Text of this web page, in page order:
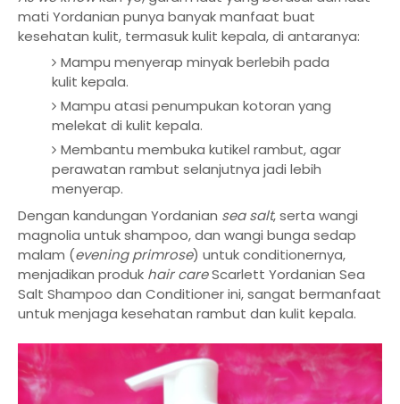
mati Yordanian punya banyak manfaat buat
kesehatan kulit, termasuk kulit kepala, di antaranya:
Mampu menyerap minyak berlebih pada
kulit kepala.
Mampu atasi penumpukan kotoran yang
melekat di kulit kepala.
Membantu membuka kutikel rambut, agar
perawatan rambut selanjutnya jadi lebih
menyerap.
Dengan kandungan Yordanian sea salt, serta wangi
magnolia untuk shampoo, dan wangi bunga sedap
malam (evening primrose) untuk conditionernya,
menjadikan produk hair careScarlett Yordanian Sea
Salt Shampoo dan Conditioner ini, sangat bermanfaat
untuk menjaga kesehatan rambut dan kulit kepala.